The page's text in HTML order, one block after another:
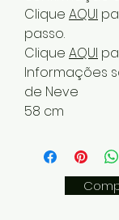
Clique AQUI
passo.
Clique AQUI
Informações
de Neve
58 cm